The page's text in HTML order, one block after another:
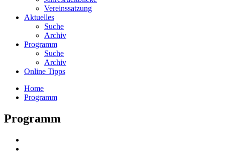
Vereinssatzung
Aktuelles
Suche
Archiv
Programm
Suche
Archiv
Online Tipps
Home
Programm
Programm